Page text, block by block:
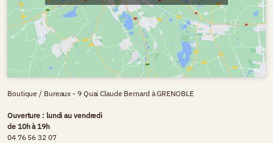
Boutique / Bureaux - 9 Quai Claude Bernard à GRENOBLE
Ouverture : lundi au vendredi
de 10h à 19h
04 76 56 32 07